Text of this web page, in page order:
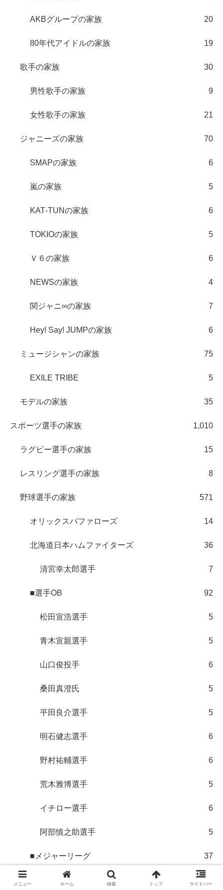
AKBグループの家族 20
80年代アイドルの家族 19
歌手の家族 30
男性歌手の家族 9
女性歌手の家族 21
ジャニーズの家族 70
SMAPの家族 6
嵐の家族 5
KAT‐TUNの家族 6
TOKIOの家族 5
Ｖ６の家族 6
NEWSの家族 4
関ジャニ∞の家族 7
Hey! Say! JUMPの家族 6
ミュージシャンの家族 75
EXILE TRIBE 5
モデルの家族 35
スポーツ選手の家族 1,010
ラグビー選手の家族 15
レスリング選手の家族 8
野球選手の家族 571
オリックスバファローズ 14
北海道日本ハムファイターズ 36
清宮幸太郎選手 7
■選手OB 92
松田宣浩選手 5
青木宣親選手 5
山口俊投手 6
桑田真澄氏 5
平田良介選手 5
明石健志選手 6
野村祐輔選手 6
荒木雅博選手 5
イチロー選手 6
阿部慎之助選手 5
■メジャーリーグ 37
鈴木誠也選手
メニュー ホーム 検索 トップ サイドバー